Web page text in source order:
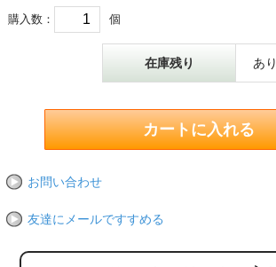
購入数： 個
在庫残り あり
お問い合わせ
友達にメールですすめる